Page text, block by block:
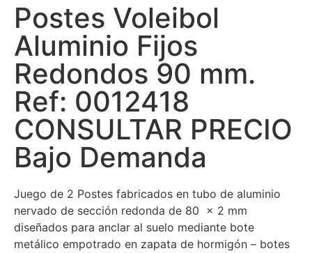
Postes Voleibol
Aluminio Fijos
Redondos 90 mm.
Ref: 0012418
CONSULTAR PRECIO
Bajo Demanda
Juego de 2 Postes fabricados en tubo de aluminio
nervado de sección redonda de 80 x 2 mm
diseñados para anclar al suelo mediante bote
metálico empotrado en zapata de hormigón – botes